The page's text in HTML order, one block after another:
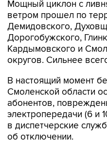
Мощный циклон с
ветром прошел по
Демидовского,
Дорогобужского,
Кардымовского и
округов. Сильнее
В настоящий момент
Смоленской области
абонентов,
электропередачи (6 и
в диспетчерские
об отключении.